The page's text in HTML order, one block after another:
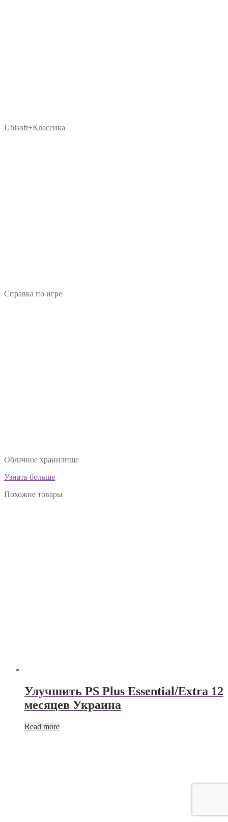
Ubisoft+Классика
Справка по игре
Облачное хранилище
Узнать больше
Похожие товары
Улучшить PS Plus Essential/Extra 12
месяцев Украина
Read more